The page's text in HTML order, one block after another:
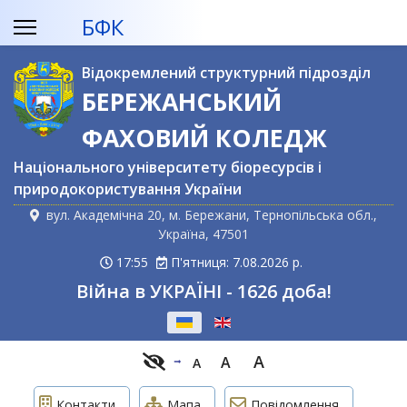
БФК
Відокремлений структурний підрозділ
БЕРЕЖАНСЬКИЙ
ФАХОВИЙ КОЛЕДЖ
Національного університету біоресурсів і
природокористування України
вул. Академічна 20, м. Бережани, Тернопільська обл.,
Україна, 47501
17:55
П'ятниця: 7.08.2026 р.
Війна в УКРАЇНІ - 1626 доба!
A A A